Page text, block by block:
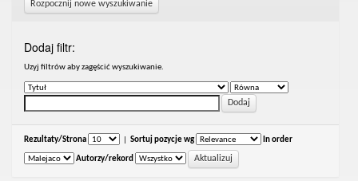
Rozpocznij nowe wyszukiwanie
Dodaj filtr:
Uzyj filtrów aby zagęścić wyszukiwanie.
Rezultaty/Strona Sortuj pozycje wg In order
Autorzy/rekord